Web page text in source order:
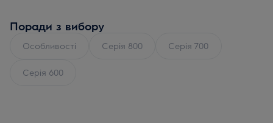
Поради з вибору
Особливості Серія 800 Серія 700
Серія 600